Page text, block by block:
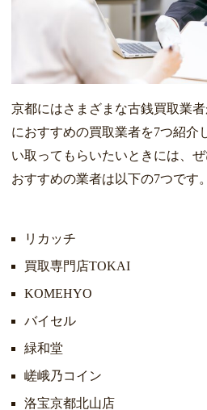
京都にはさまざまな古銭買取業
におすすめの買取業者を7つ紹介
い取ってもらいたいときには、
おすすめの業者は以下の7つです。
リカッチ
買取専門店TOKAI
KOMEHYO
バイセル
緑和堂
嵯峨乃コイン
洛宝京都北山店